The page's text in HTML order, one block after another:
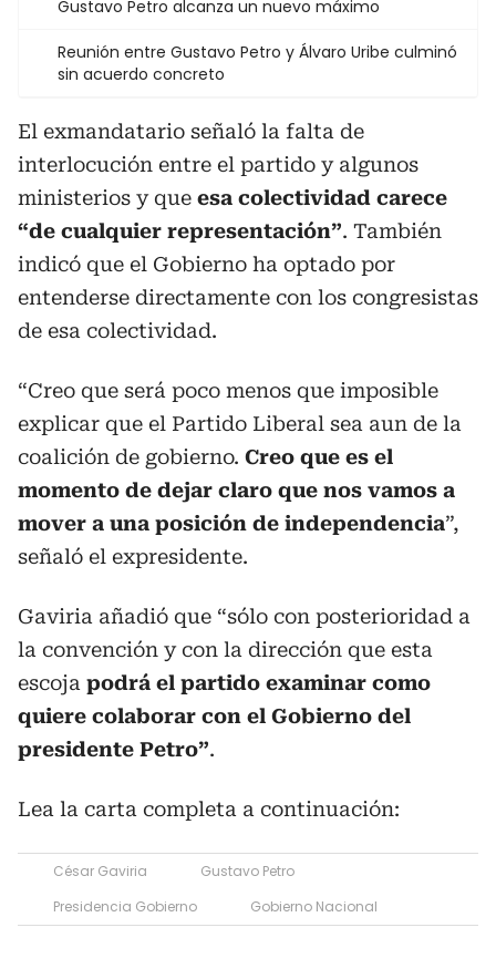
Gustavo Petro alcanza un nuevo máximo
Reunión entre Gustavo Petro y Álvaro Uribe culminó
sin acuerdo concreto
El exmandatario señaló la falta de
interlocución entre el partido y algunos
ministerios y que esa colectividad carece
“de cualquier representación”. También
indicó que el Gobierno ha optado por
entenderse directamente con los congresistas
de esa colectividad.
“Creo que será poco menos que imposible
explicar que el Partido Liberal sea aun de la
coalición de gobierno. Creo que es el
momento de dejar claro que nos vamos a
mover a una posición de independencia”,
señaló el expresidente.
Gaviria añadió que “sólo con posterioridad a
la convención y con la dirección que esta
escoja podrá el partido examinar como
quiere colaborar con el Gobierno del
presidente Petro”.
Lea la carta completa a continuación:
César Gaviria
Gustavo Petro
Presidencia Gobierno
Gobierno Nacional